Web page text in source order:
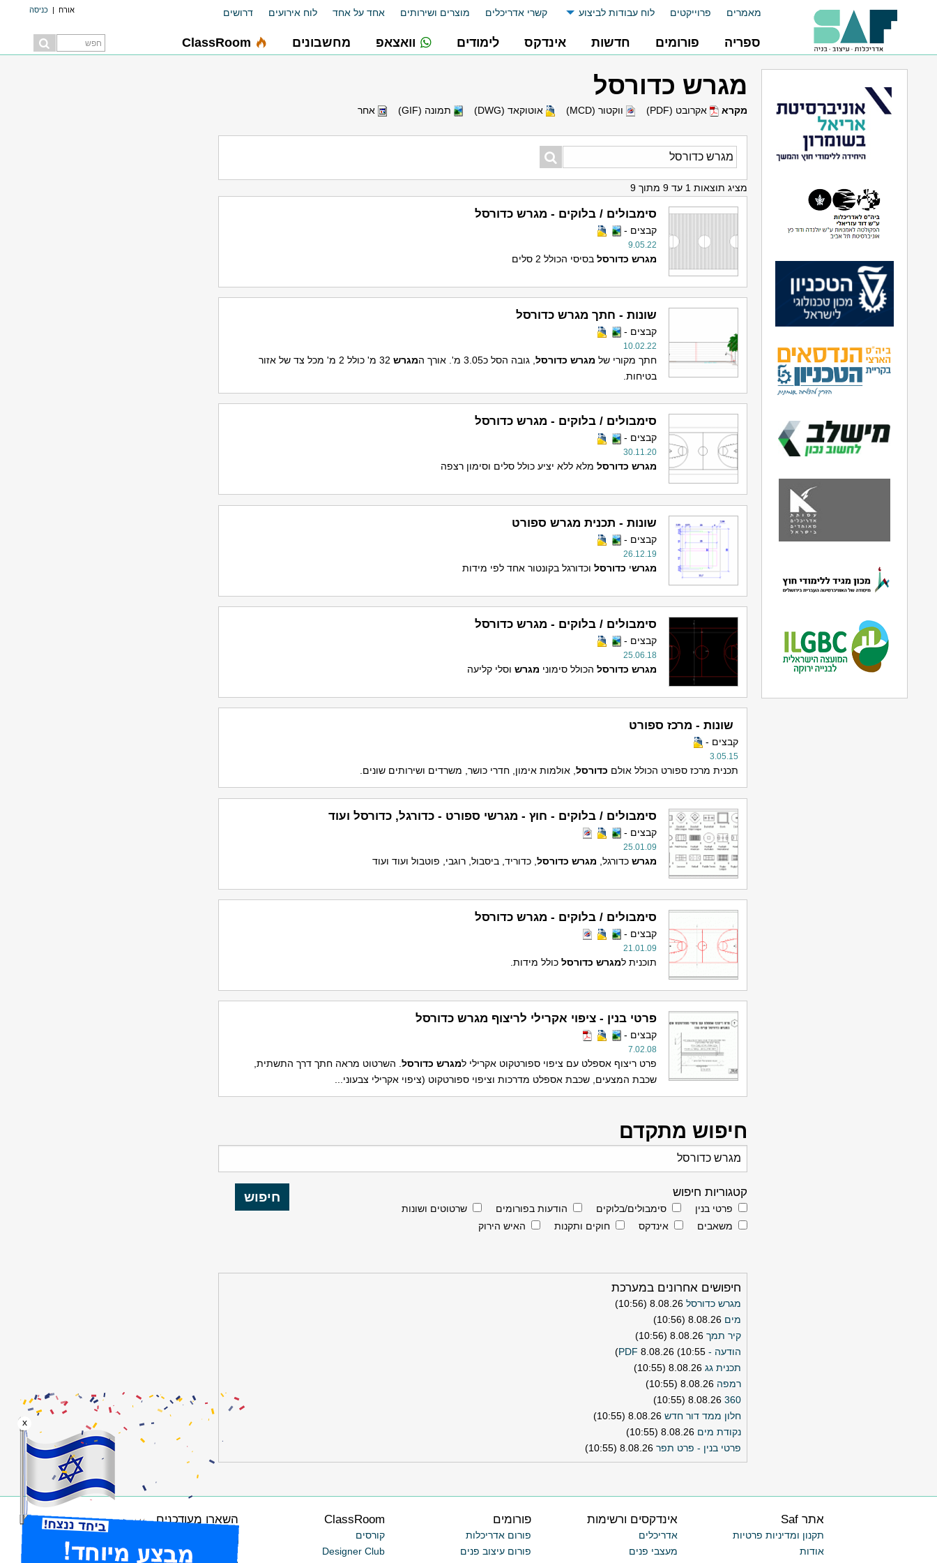
אורח | כניסה מאמרים פרוייקטים לוח עבודות לביצוע קשרי אדריכלים מוצרים ושירותים אחד על אחד לוח אירועים דרושים
ספריה פורומים חדשות אינדקס לימודים וואצאפ מחשבונים ClassRoom
מגרש כדורסל
מקרא אקרובט (PDF) ווקטור (MCD) אוטוקאד (DWG) תמונה (GIF) אחר
מציג תוצאות 1 עד 9 מתוך 9
סימבולים / בלוקים - מגרש כדורסל
קבצים -
9.05.22
מגרש כדורסל בסיסי הכולל 2 סלים
שונות - חתך מגרש כדורסל
קבצים -
10.02.22
חתך מקורי של מגרש כדורסל , גובה הסל כ3.05 מ'. אורך ה מגרש
32 מ' כולל 2 מ' מכל צד של אזור
בטיחות.
סימבולים / בלוקים - מגרש כדורסל
קבצים -
30.11.20
מגרש כדורסל מלא ללא יציע כולל סלים וסימון רצפה
שונות - תכנית מגרש ספורט
קבצים -
26.12.19
מגרשי כדורסל וכדורגל בקונטור אחד לפי מידות
סימבולים / בלוקים - מגרש כדורסל
קבצים -
25.06.18
מגרש כדורסל הכולל סימוני מגרש וסלי קליעה
שונות - מרכז ספורט
קבצים -
3.05.15
תכנית מרכז ספורט הכולל אולם כדורסל, אולמות אימון, חדרי כושר, משרדים ושירותים שונים.
סימבולים / בלוקים - חוץ - מגרשי ספורט - כדורגל, כדורסל ועוד
קבצים -
25.01.09
מגרש כדורגל, מגרש כדורסל , כדוריד, ביסבול, רוגבי, פוטבול ועוד ועוד
סימבולים / בלוקים - מגרש כדורסל
קבצים -
21.01.09
תוכנית למגרש כדורסל כולל מידות.
פרטי בנין - ציפוי אקרילי לריצוף מגרש כדורסל
קבצים -
7.02.08
פרט ריצוף אספלט עם ציפוי ספורטקוט אקרילי למגרש כדורסל . השרטוט מראה חתך דרך התשתית,
שכבת המצעים, שכבת אספלט מדרכות וציפוי ספורטקוט (ציפוי אקרילי צבעוני...
חיפוש מתקדם
קטגוריות חיפוש
פרטי בנין סימבולים/בלוקים הודעות בפורומים
שרטוטים ושונות
משאבים
אינדקס חוקים ותקנות האיש הירוק
חיפושים אחרונים במערכת
מגרש כדורסל 8.08.26 (10:56)
מים 8.08.26 (10:56)
קיר תמך 8.08.26 (10:56)
הודעה - PDF8.08.26 (10:55)
תכנית גג 8.08.26 (10:55)
רמפה 8.08.26 (10:55)
360
8.08.26 (10:55)
חלון ממד דור חדש 8.08.26 (10:55)
נקודת מים 8.08.26 (10:55)
פרטי בנין - פרט תפר 8.08.26 (10:55)
השארו מעודכנים ClassRoom
קורסים
Designer Club
פורומים
פורום אדריכלות
פורום עיצוב פנים
אינדקסים ורשימות
אדריכלים
מעצבי פנים
אתר Saf
תקנון ומדיניות פרטיות
אודות